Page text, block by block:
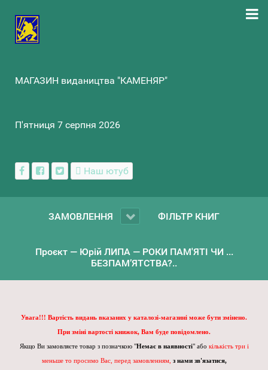
МАГАЗИН видаництва "КАМЕНЯР"
П'ятниця 7 серпня 2026
Наш ютуб
ЗАМОВЛЕННЯ ФІЛЬТР КНИГ
Проєкт — Юрій ЛИПА — РОКИ ПАМ'ЯТІ ЧИ ...
БЕЗПАМ’ЯТСТВА?..
Увага!!! Вартість видань вказаних у каталозі-магазині може бути змінено.
При зміні вартості книжок, Вам буде повідомлено.
Якщо Ви замовляєте товар з позначкою "Немає в наявності" або кількість три і
меньше то просимо Вас, перед замовленням, з нами зв'язатися,